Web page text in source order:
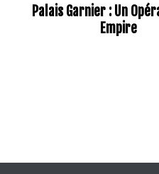
Palais Garnier : Un
Empire